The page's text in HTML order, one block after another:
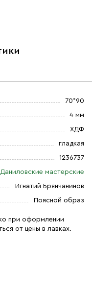
70*90
4 мм
ХДФ
гладкая
1236737
Даниловские мастерские
Игнатий Брянчанинов
Поясной образ
при оформлении
от цены в лавках.